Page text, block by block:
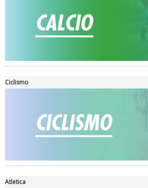
Ddl Lobby, Uisp: “Il Parlamento valorizzi le
Ciclismo
Atletica